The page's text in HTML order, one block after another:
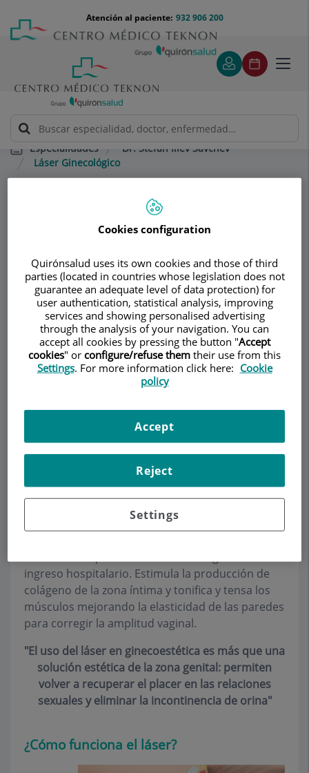
contenido
Menú
teléfono
cabecera
932 906 200
Atención al paciente:
Especialidades
Dr. Stefan Iliev Savchev
Láser Ginecológico
Dr. Stefan Iliev
Savchev
GINECOLOGÍA Y OBSTETRICIA
Horario
Pedir cita
Láser Ginecológico
ingreso hospitalario. Estimula la producción de
colágeno de la zona íntima y tonifica y tensa los
músculos mejorando la elasticidad de las paredes
para corregir la amplitud vaginal.
"El uso del láser en ginecoestética es más que una
solución estética de la zona genital: permiten
volver a recuperar el placer en las relaciones
sexuales y eliminar la incontinencia de orina"
¿Cómo funciona el láser?
Cookies configuration
Quirónsalud uses its own cookies and those of third
parties (located in countries whose legislation does not
guarantee an adequate level of data protection) for
user authentication, statistical analysis, improving
services and showing personalised advertising
through the analysis of your navigation. You can
accept all cookies by pressing the button "Accept
cookies" or configure/refuse them their use from this
Settings. For more information click here: Cookie
policy
Settings
Reject
Accept